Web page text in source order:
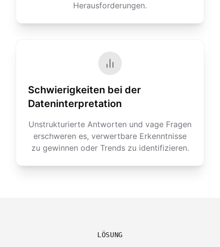
Herausforderungen.
Schwierigkeiten bei der
Dateninterpretation
Unstrukturierte Antworten und vage Fragen
erschweren es, verwertbare Erkenntnisse
zu gewinnen oder Trends zu identifizieren.
LÖSUNG